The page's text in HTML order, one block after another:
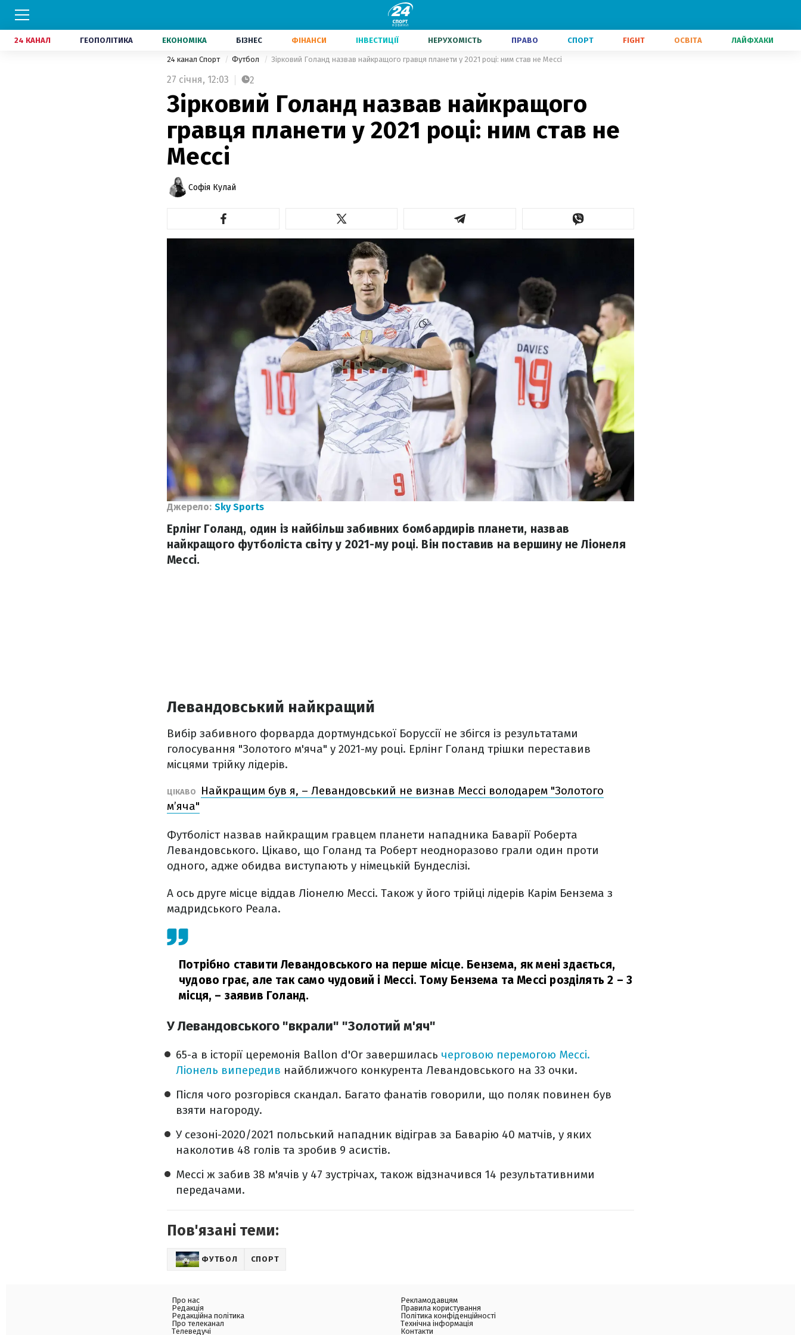
24 КАНАЛ ГЕОПОЛІТИКА ЕКОНОМІКА БІЗНЕС ФІНАНСИ ІНВЕСТИЦІЇ НЕРУХОМІСТЬ ПРАВО СПОРТ FIGHT ОСВІТА ЛАЙФХАКИ
24 канал Спорт Футбол Зірковий Голанд назвав найкращого гравця планети у 2021 році: ним став не Мессі
27 січня, 12:03 2
Зірковий Голанд назвав найкращого
гравця планети у 2021 році: ним став не
Мессі
Софія Кулай
Джерело: Sky Sports
Ерлінг Голанд, один із найбільш забивних бомбардирів планети, назвав
найкращого футболіста світу у 2021-му році. Він поставив на вершину не Ліонеля
Мессі.
Левандовський найкращий
Вибір забивного форварда дортмундської Боруссії не збігся із результатами
голосування "Золотого м'яча" у 2021-му році. Ерлінг Голанд трішки переставив
місцями трійку лідерів.
ЦІКАВО
Найкращим був я, – Левандовський не визнав Мессі володарем "Золотого
м’яча"
Футболіст назвав найкращим гравцем планети нападника Баварії Роберта
Левандовського. Цікаво, що Голанд та Роберт неодноразово грали один проти
одного, адже обидва виступають у німецькій Бундеслізі.
А ось друге місце віддав Ліонелю Мессі. Також у його трійці лідерів Карім Бензема з
мадридського Реала.
Потрібно ставити Левандовського на перше місце. Бензема, як мені здається,
чудово грає, але так само чудовий і Мессі. Тому Бензема та Мессі розділять 2 – 3
місця, – заявив Голанд.
У Левандовського "вкрали" "Золотий м'яч"
65-а в історії церемонія Ballon d'Or завершилась черговою перемогою Мессі.
Ліонель випередив найближчого конкурента Левандовського на 33 очки.
Після чого розгорівся скандал. Багато фанатів говорили, що поляк повинен був
взяти нагороду.
У сезоні-2020/2021 польський нападник відіграв за Баварію 40 матчів, у яких
наколотив 48 голів та зробив 9 асистів.
Мессі ж забив 38 м'ячів у 47 зустрічах, також відзначився 14 результативними
передачами.
Пов'язані теми:
ФУТБОЛ СПОРТ
Про нас
Редакція
Редакційна політика
Про телеканал
Телеведучі
Рекламодавцям
Правила користування
Політика конфіденційності
Технічна інформація
Контакти